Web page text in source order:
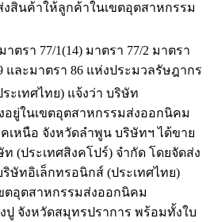
งสินค้าให้ลูกค้าในเขตอุตสาหกรรม
าตรา 77/1(14) มาตรา 77/2 มาตรา
และมาตรา 86 แห่งประมวลรัษฎากร
ศไทย) แจ้งว่า บริษัท
อยู่ในเขตอุตสาหกรรมส่งออกนิคม
เหนือ จังหวัดลำพูน บริษัทฯ ได้ขาย
(ประเทศสิงคโปร์) จำกัด โดยจัดส่ง
ษัทอิเล็กทรอนิกส์ (ประเทศไทย)
ตอุตสาหกรรมส่งออกนิคม
ปู จังหวัดสมุทรปราการ พร้อมทั้งใบ